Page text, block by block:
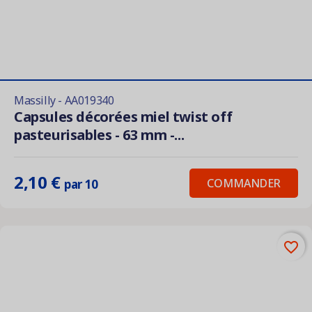
Massilly - AA019340
Capsules décorées miel twist off
pasteurisables - 63 mm -...
2,10 € par 10 COMMANDER
favorite_border